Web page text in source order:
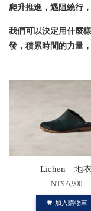
爬升推進，遇阻繞行
我們可以決定用什麼
發，積累時間的力量
Lichen 地衣
NT$ 6,900
加入購物車